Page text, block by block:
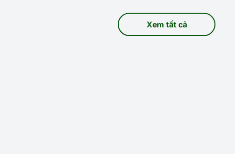
Xem tất cả